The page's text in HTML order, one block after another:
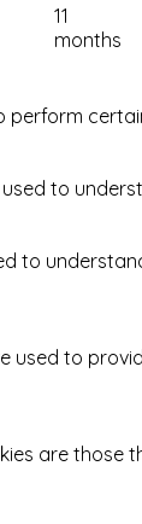
11
months
perform
to
to
used to
are those